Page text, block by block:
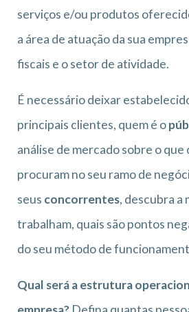
serviços e/ou produtos
a área de atuação da sua
fiscais e o setor de atividade.
É necessário deixar
principais clientes, quem é o
análise de mercado sobre o que
procuram no seu ramo de
seus concorrentes, descubra a
trabalham, quais são pontos
do seu método de
Qual será a estrutura